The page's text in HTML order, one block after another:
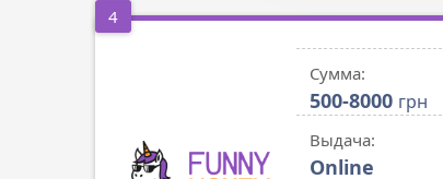
4
Сумма:
500-8000 грн
Выдача:
Online